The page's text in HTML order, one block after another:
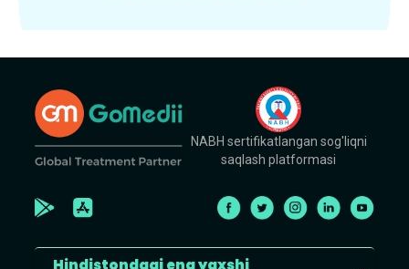
NABH sertifikatlangan sog'liqni
saqlash platformasi
Hindistondagi eng yaxshi